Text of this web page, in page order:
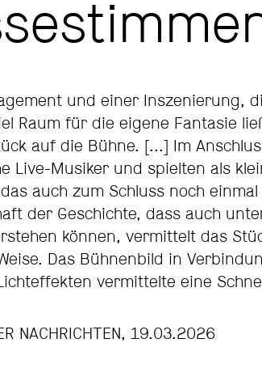
und einer Inszenierung,
Raum für die eigene Fantasie
auf die Bühne. [...] Im
Live-Musiker und spielten als
auch zum Schluss noch
der Geschichte, dass auch
können, vermittelt das
Das Bühnenbild in
vermittelte eine
NACHRICHTEN, 19.03.2026